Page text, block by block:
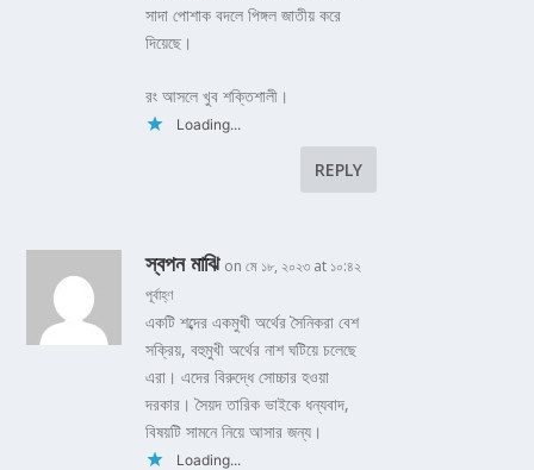
সাদা পোশাক বদলে পিঙ্গল জাতীয় করে
দিয়েছে।
রং আসলে খুব শক্তিশালী।
Loading...
REPLY
স্বপন মাঝি on মে ১৮, ২০২৩ at ১০:৪২
পূর্বাহ্ণ
একটি শব্দের একমুখী অর্থের সৈনিকরা বেশ
সক্রিয়, বহুমুখী অর্থের নাশ ঘটিয়ে চলেছে
এরা। এদের বিরুদ্ধে সোচ্চার হওয়া
দরকার। সৈয়দ তারিক ভাইকে ধন্যবাদ,
বিষয়টি সামনে নিয়ে আসার জন্য।
Loading...